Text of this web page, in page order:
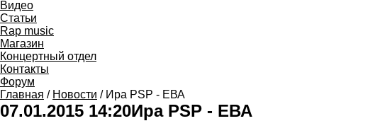
Видео
Статьи
Rap music
Магазин
Концертный отдел
Контакты
Форум
Главная / Новости / Ира PSP - ЕВА
07.01.2015 14:20Ира PSP - ЕВА